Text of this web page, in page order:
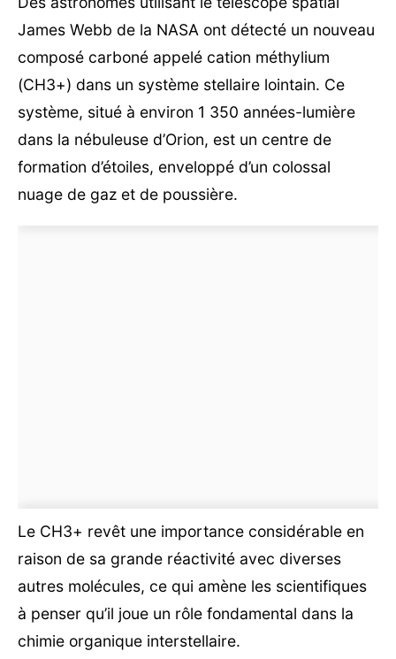
James Webb de la NASA ont détecté un nouveau
composé carboné appelé cation méthylium
(CH3+) dans un système stellaire lointain. Ce
système, situé à environ 1 350 années-lumière
dans la nébuleuse d’Orion, est un centre de
formation d’étoiles, enveloppé d’un colossal
nuage de gaz et de poussière.
Le CH3+ revêt une importance considérable en
raison de sa grande réactivité avec diverses
autres molécules, ce qui amène les scientifiques
à penser qu’il joue un rôle fondamental dans la
chimie organique interstellaire.